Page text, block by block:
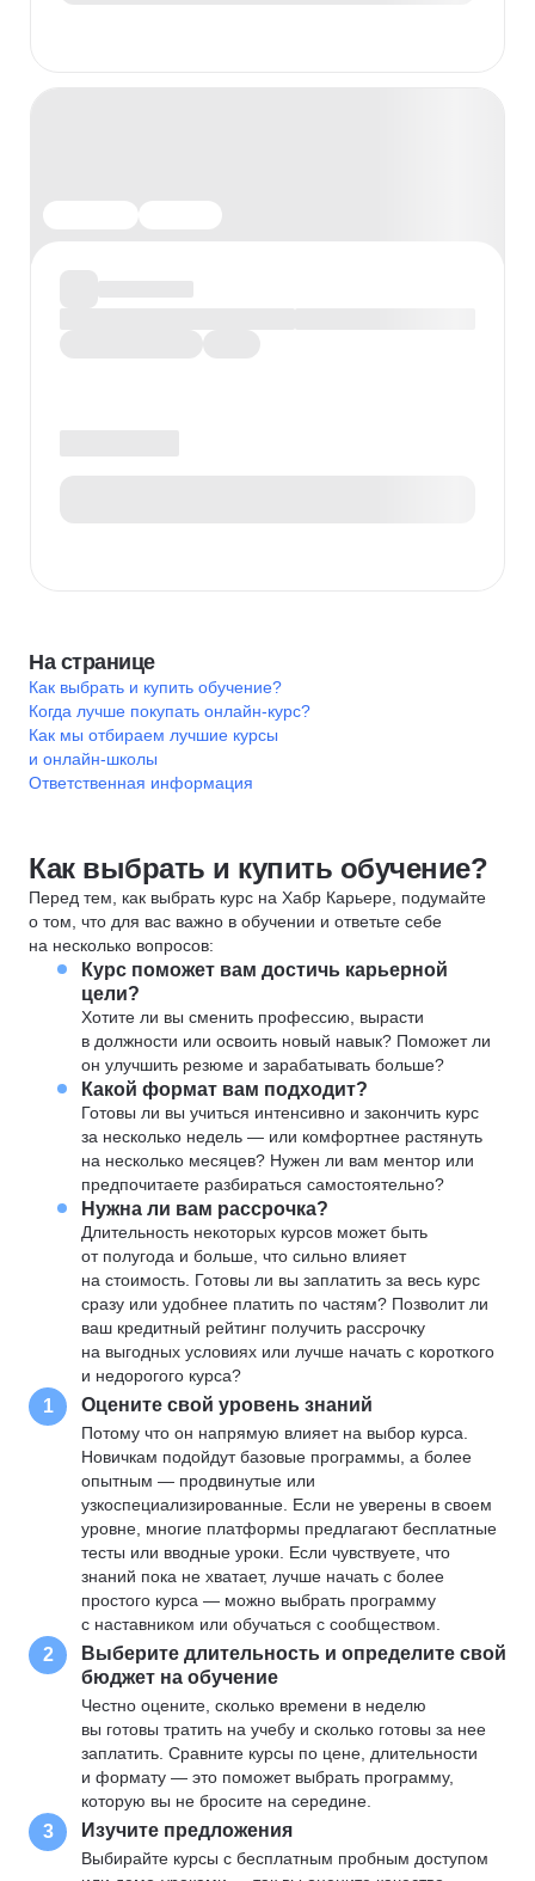
На странице
Как выбрать и купить обучение?
Когда лучше покупать онлайн-курс?
Как мы отбираем лучшие курсы
и онлайн-школы
Ответственная информация
Как выбрать и купить обучение?
Перед тем, как выбрать курс на Хабр Карьере, подумайте
о том, что для вас важно в обучении и ответьте себе
на несколько вопросов:
Курс поможет вам достичь карьерной
цели?
Хотите ли вы сменить профессию, вырасти
в должности или освоить новый навык? Поможет ли
он улучшить резюме и зарабатывать больше?
Какой формат вам подходит?
Готовы ли вы учиться интенсивно и закончить курс
за несколько недель — или комфортнее растянуть
на несколько месяцев? Нужен ли вам ментор или
предпочитаете разбираться самостоятельно?
Нужна ли вам рассрочка?
Длительность некоторых курсов может быть
от полугода и больше, что сильно влияет
на стоимость. Готовы ли вы заплатить за весь курс
сразу или удобнее платить по частям? Позволит ли
ваш кредитный рейтинг получить рассрочку
на выгодных условиях или лучше начать с короткого
и недорогого курса?
1 Оцените свой уровень знаний
Потому что он напрямую влияет на выбор курса.
Новичкам подойдут базовые программы, а более
опытным — продвинутые или
узкоспециализированные. Если не уверены в своем
уровне, многие платформы предлагают бесплатные
тесты или вводные уроки. Если чувствуете, что
знаний пока не хватает, лучше начать с более
простого курса — можно выбрать программу
с наставником или обучаться с сообществом.
2
Выберите длительность и определите свой
бюджет на обучение
Честно оцените, сколько времени в неделю
вы готовы тратить на учебу и сколько готовы за нее
заплатить. Сравните курсы по цене, длительности
и формату — это поможет выбрать программу,
которую вы не бросите на середине.
3 Изучите предложения
Выбирайте курсы с бесплатным пробным доступом